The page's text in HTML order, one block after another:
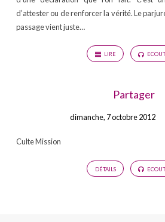
d’attester ou de renforcer la vérité. Le
passage vient juste…
LIRE
Partager
dimanche, 7 octobre 2012
Culte Mission
DÉTAILS